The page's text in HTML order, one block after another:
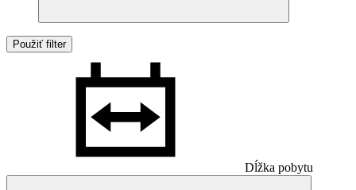
Použiť filter
Dĺžka pobytu